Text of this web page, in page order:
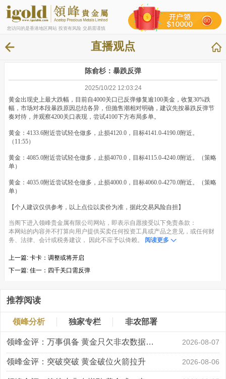
您访问的是香港地区网站 投资有风险 交易需谨慎
直播观点
陈俞杉：暴跌反弹
2025/10/22 12:03:24
黄金出现史上最大跌幅，目前自4000关口已反弹修复逾100美金，收复30%跌
幅，市场对本段暴跌原因总结各异，但抛售潮相对明确，建议先按暴跌反弹节
奏对待，并观察4200关口表现，尝试4100下方布局多单。
黄金：4133.6附近尝试轻仓做多，止损4120.0，目标4141.0-4190.0附近。
（11:55）
黄金：4085.0附近尝试轻仓做多，止损4070.0，目标4115.0-4240.0附近。（策略
单）
黄金：4035.0附近尝试轻仓做多，止损4000.0，目标4060.0-4270.0附近。（策略
单）
【个人建议仅供参考，以上点位以卖价为准，据此交易风险自担】
当阁下进入领峰贵金属有限公司网站，即表示自愿接受以下免责条款：
本网站的内容并不打算向用户提供买卖任何投资工具或产品之意见，或任何财
务、法律、会计或税务建议， 因此不应予以倚赖。
阅读更多
上一篇: 卡卡：调整或将开启
下一篇: 佳一：四千关口需反弹
推荐阅读
领峰分析 独家专栏 非农部署
领峰金评：万事俱备 黄金只欠非农数据“东风” 2026-08-07
领峰金评：突破突破 黄金破位火箭拉升 2026-08-06